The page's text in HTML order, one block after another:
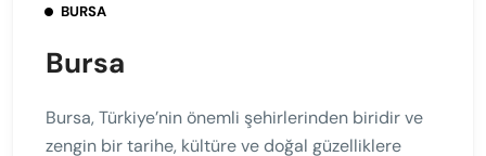
BURSA
Bursa
Bursa, Türkiye’nin önemli şehirlerinden biridir ve
zengin bir tarihe, kültüre ve doğal güzelliklere